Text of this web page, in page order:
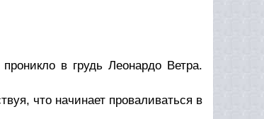
в грудь Леонардо Ветра.
что начинает проваливаться в